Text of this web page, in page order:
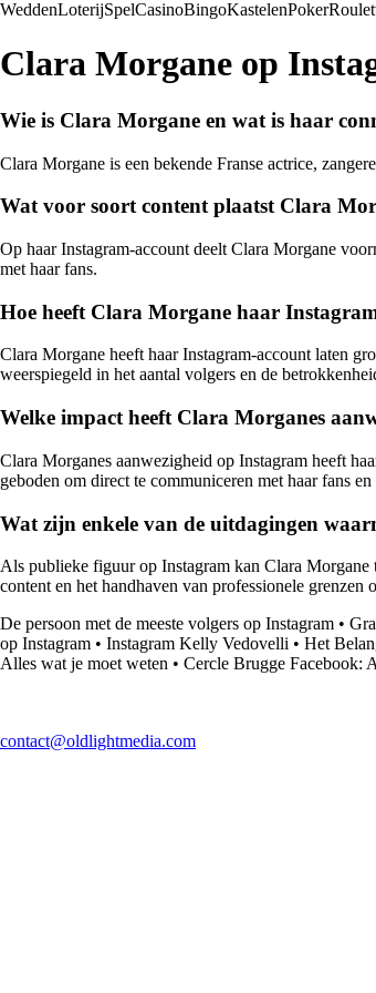
WeddenLoterijSpelCasinoBingoKastelenPoker
Clara Morgane op
Wie is Clara Morgane en wat is haar
Clara Morgane is een bekende Franse actrice,
Wat voor soort content plaatst Clara
Op haar Instagram-account deelt Clara Morgane
met haar fans.
Hoe heeft Clara Morgane haar
Clara Morgane heeft haar Instagram-account laten
weerspiegeld in het aantal volgers en de
Welke impact heeft Clara Morganes
Clara Morganes aanwezigheid op Instagram heeft
geboden om direct te communiceren met haar fans
Wat zijn enkele van de uitdagingen
Als publieke figuur op Instagram kan Clara Morgane
content en het handhaven van professionele grenzen
De persoon met de meeste volgers op Instagram •
op Instagram • Instagram Kelly Vedovelli • Het
Alles wat je moet weten • Cercle Brugge Facebook:
contact@oldlightmedia.com